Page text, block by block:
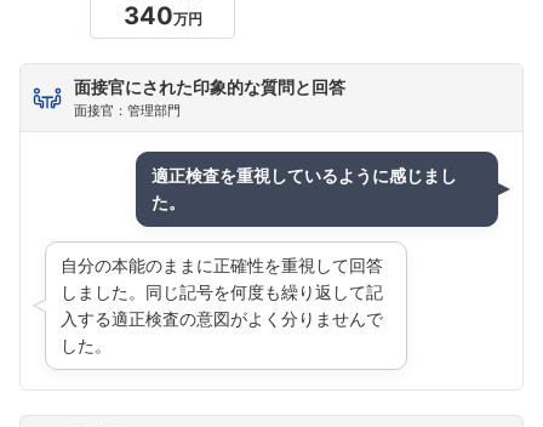
340万円
面接官にされた印象的な質問と回答
面接官：管理部門
適正検査を重視しているように感じまし
た。
自分の本能のままに正確性を重視して回答
しました。同じ記号を何度も繰り返して記
入する適正検査の意図がよく分りませんで
した。